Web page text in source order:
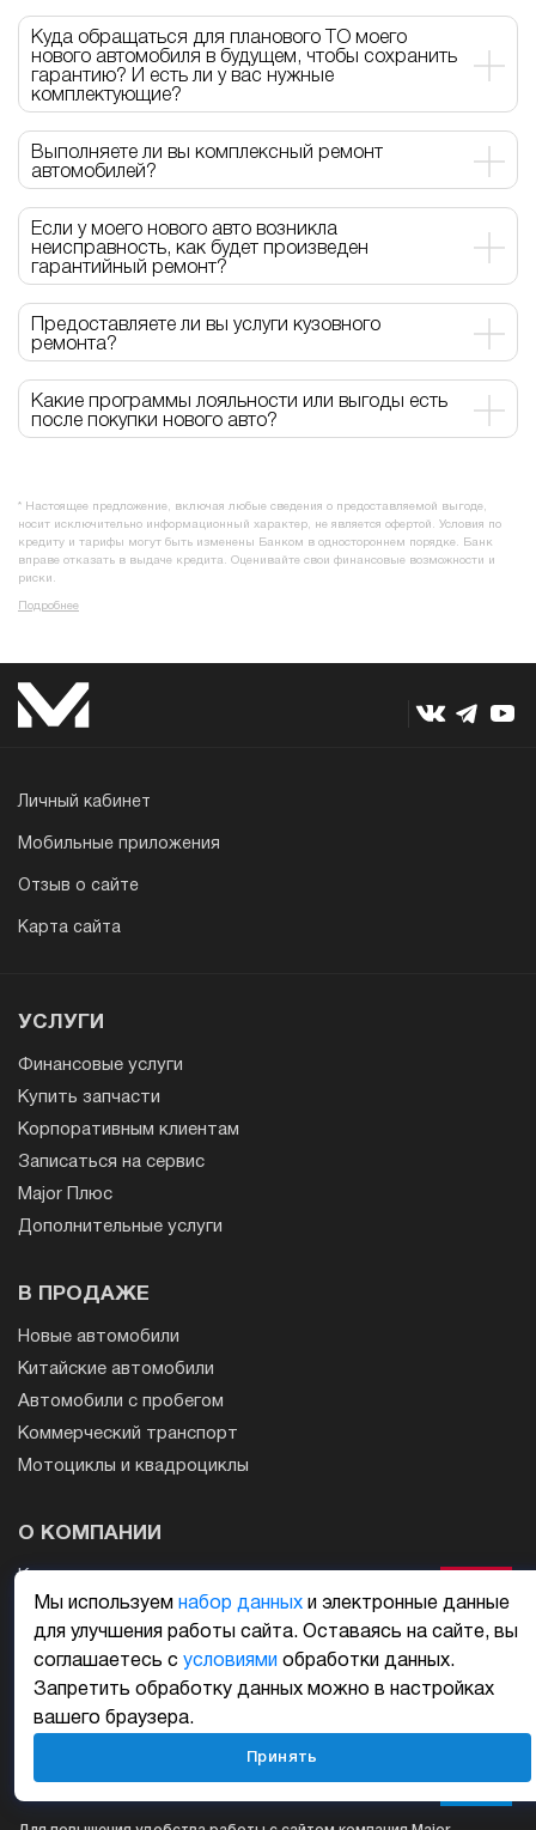
Куда обращаться для планового ТО моего
нового автомобиля в будущем, чтобы сохранить
гарантию? И есть ли у вас нужные
комплектующие?
Выполняете ли вы комплексный ремонт
автомобилей?
Если у моего нового авто возникла
неисправность, как будет произведен
гарантийный ремонт?
Предоставляете ли вы услуги кузовного
ремонта?
Какие программы лояльности или выгоды есть
после покупки нового авто?
* Настоящее предложение, включая любые сведения о предоставляемой выгоде,
носит исключительно информационный характер, не является офертой. Условия по
кредиту и тарифы могут быть изменены Банком в одностороннем порядке. Банк
вправе отказать в выдаче кредита. Оценивайте свои финансовые возможности и
риски.
Подробнее
Личный кабинет
Мобильные приложения
Отзыв о сайте
Карта сайта
УСЛУГИ
Финансовые услуги
Купить запчасти
Корпоративным клиентам
Записаться на сервис
Major Плюс
Дополнительные услуги
В ПРОДАЖЕ
Новые автомобили
Китайские автомобили
Автомобили с пробегом
Коммерческий транспорт
Мотоциклы и квадроциклы
О КОМПАНИИ
Контакты
Новости
События
Работа в Major Auto
Автосалоны Москвы
Автосалоны СПб
Major Auto в Санкт-Петербурге
Мы используем набор данных и электронные данные
для улучшения работы сайта. Оставаясь на сайте, вы
соглашаетесь с условиями обработки данных.
Запретить обработку данных можно в настройках
вашего браузера.
Принять